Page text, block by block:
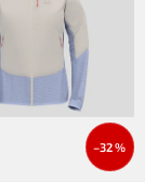
–32 %